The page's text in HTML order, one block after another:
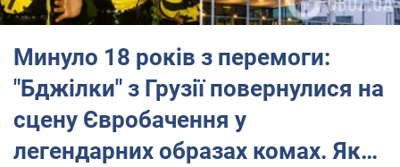
Хто представить Україну на Дитячому Євробаченні 2025
талантів, які увійшли до лонглиста
Національного відбору. Їх
відібрали з рекордної кількості заявок – 510 анкет з усієї
країни.
Переможницею фіналу Нацвідбору стала Софія Нерсесян, яка
достойно представила Україну
2 місце у фіналі
Дитячого Євробачення 2025.
Минуло 18 років з перемоги:
"Бджілки" з Грузії повернулися на
сцену Євробачення у
легендарних образах комах. Як